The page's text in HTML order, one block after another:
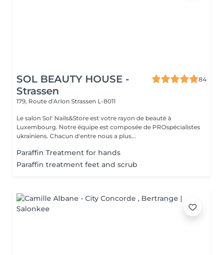
SOL BEAUTY HOUSE -
Strassen
84
179, Route d'Arlon Strassen L-8011
Le salon Sol' Nails&Store est votre rayon de beauté à
Luxembourg. Notre équipe est composée de PROspécialistes
ukrainiens. Chacun d'entre nous a plus...
Paraffin Treatment for hands
Paraffin treatment feet and scrub